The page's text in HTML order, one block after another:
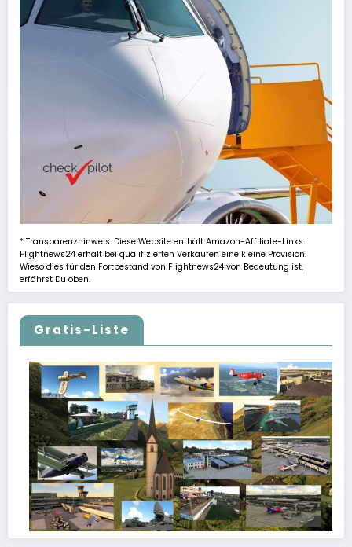
* Transparenzhinweis: Diese Website enthält Amazon-Affiliate-Links.
Flightnews24 erhält bei qualifizierten Verkäufen eine kleine Provision.
Wieso dies für den Fortbestand von Flightnews24 von Bedeutung ist,
erfährst Du oben.
Gratis-Liste